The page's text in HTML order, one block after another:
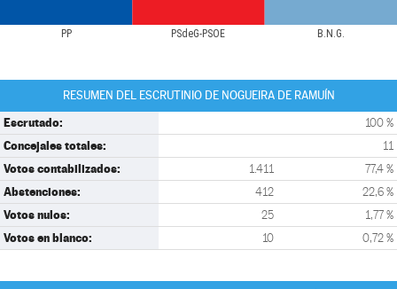
PP PSdeG-PSOE B.N.G.
RESUMEN DEL ESCRUTINIO DE NOGUEIRA DE RAMUÍN
Escrutado: 100 %
Concejales totales: 11
Votos contabilizados: 1.411 77,4 %
Abstenciones: 412 22,6 %
Votos nulos: 25 1,77 %
Votos en blanco: 10 0,72 %